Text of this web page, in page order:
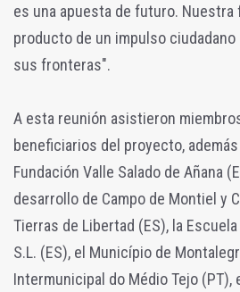
es una apuesta de futuro. Nuestra
producto de un impulso ciudadano
sus fronteras".
A esta reunión asistieron
beneficiarios del proyecto, además
Fundación Valle Salado de Añana
desarrollo de Campo de Montiel y
Tierras de Libertad (ES), la
S.L. (ES), el Município de
Intermunicipal do Médio Tejo (PT),